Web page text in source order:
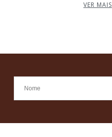
VER MAIS